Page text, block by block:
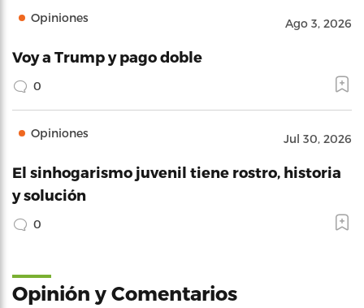
Opiniones Ago 3, 2026
Voy a Trump y pago doble
0
Opiniones Jul 30, 2026
El sinhogarismo juvenil tiene rostro, historia
y solución
0
Opinión y Comentarios